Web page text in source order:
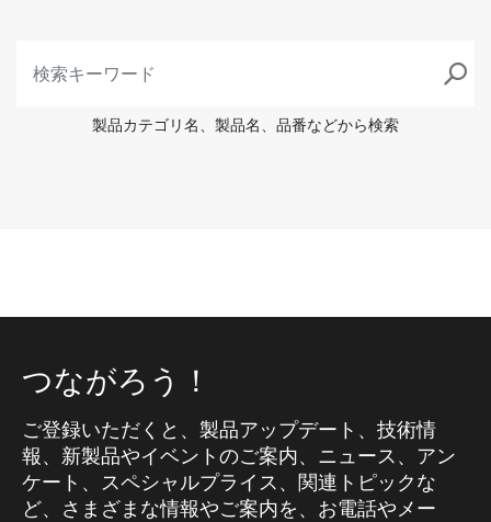
製品カテゴリ名、製品名、品番などから検索
つながろう！
ご登録いただくと、製品アップデート、技術情
報、新製品やイベントのご案内、ニュース、アン
ケート、スペシャルプライス、関連トピックな
ど、さまざまな情報やご案内を、お電話やメー